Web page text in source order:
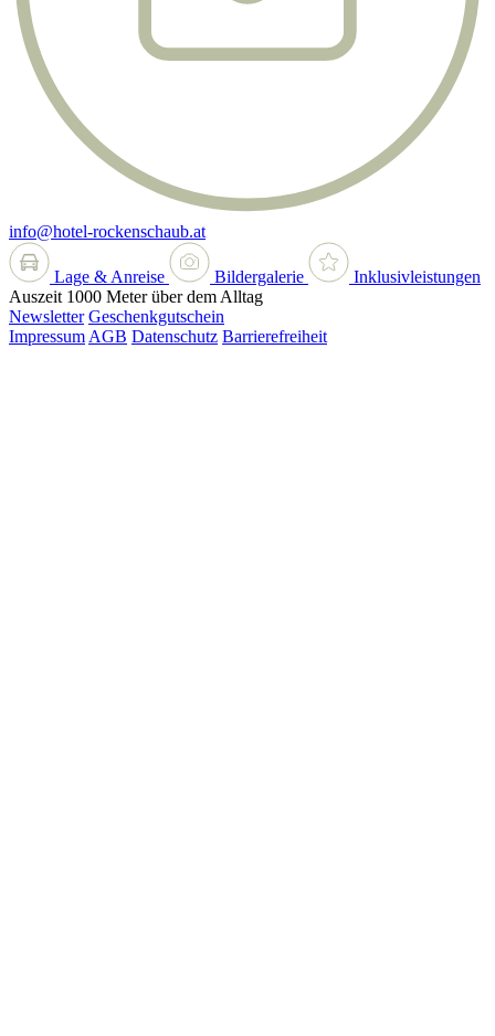
info@hotel-rockenschaub.at
Lage & Anreise Bildergalerie
Inklusivleistungen
Auszeit 1000 Meter über dem Alltag
Newsletter Geschenkgutschein
Impressum AGB Datenschutz Barrierefreiheit